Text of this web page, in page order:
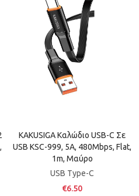
KAKUSIGA Καλώδιο USB-C Σε
USB KSC-999, 5A, 480Mbps, Flat,
1m, Μαύρο
USB Type-C
€6.50